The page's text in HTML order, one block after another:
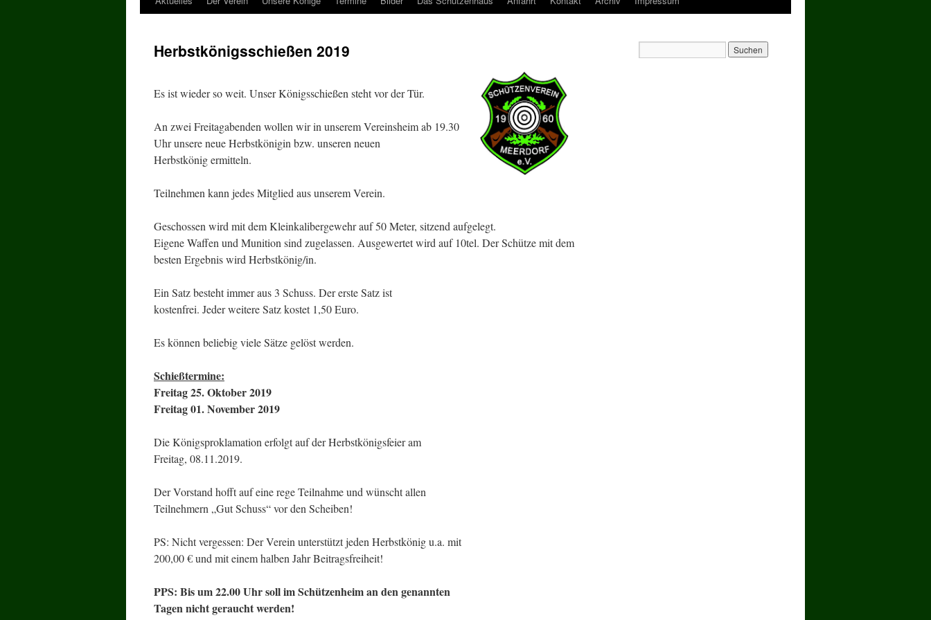
Herbstkönigsschießen 2019
Es ist wieder so weit. Unser Königsschießen steht vor der Tür.
An zwei Freitagabenden wollen wir in unserem Vereinsheim ab 19.30
Uhr unsere neue Herbstkönigin bzw. unseren neuen
Herbstkönig ermitteln.
Teilnehmen kann jedes Mitglied aus unserem Verein.
Geschossen wird mit dem Kleinkalibergewehr auf 50 Meter, sitzend aufgelegt.
Eigene Waffen und Munition sind zugelassen. Ausgewertet wird auf 10tel. Der Schütze mit dem
besten Ergebnis wird Herbstkönig/in.
Ein Satz besteht immer aus 3 Schuss. Der erste Satz ist
kostenfrei. Jeder weitere Satz kostet 1,50 Euro.
Es können beliebig viele Sätze gelöst werden.
Schießtermine:
Freitag 25. Oktober 2019
Freitag 01. November 2019
Die Königsproklamation erfolgt auf der Herbstkönigsfeier am
Freitag, 08.11.2019.
Der Vorstand hofft auf eine rege Teilnahme und wünscht allen
Teilnehmern „Gut Schuss“ vor den Scheiben!
PS: Nicht vergessen: Der Verein unterstützt jeden Herbstkönig u.a. mit
200,00 € und mit einem halben Jahr Beitragsfreiheit!
PPS: Bis um 22.00 Uhr soll im Schützenheim an den genannten
Tagen nicht geraucht werden!